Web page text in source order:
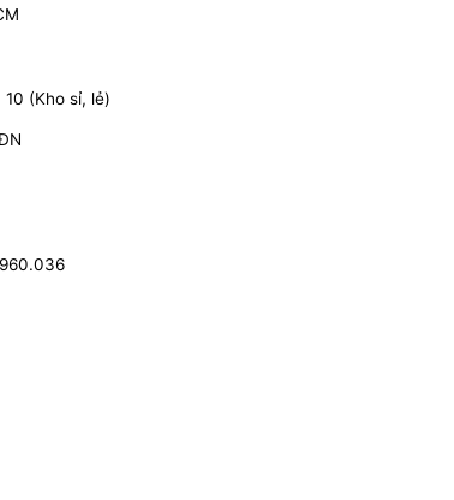
(Kho sỉ, lẻ)